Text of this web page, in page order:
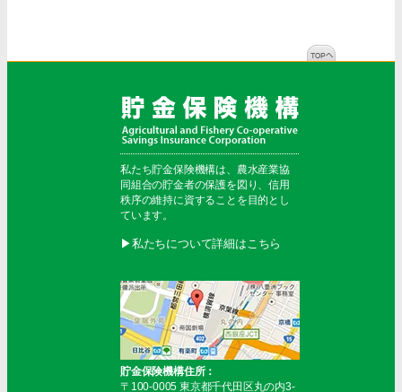
私たち貯金保険機構は、農水産業協
同組合の貯金者の保護を図り、信用
秩序の維持に資することを目的とし
ています。
▶︎私たちについて詳細はこちら
貯金保険機構住所：
〒100-0005 東京都千代田区丸の内3-